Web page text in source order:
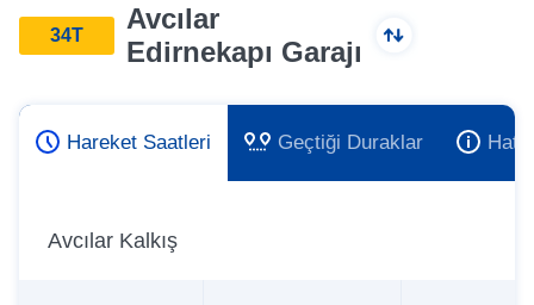
34T
Avcılar
Edirnekapı Garajı
Hareket Saatleri Geçtiği Duraklar Hat
Avcılar Kalkış